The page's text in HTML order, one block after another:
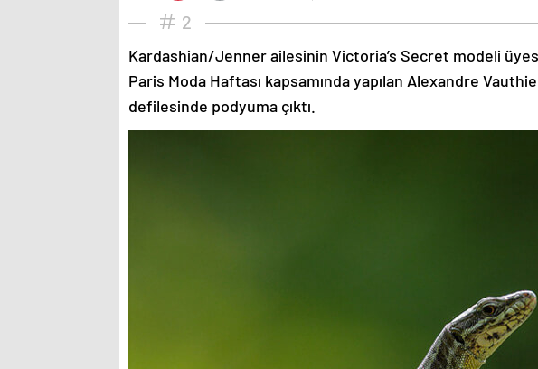
2
Kardashian/Jenner ailesinin Victoria’s Secret modeli
Paris Moda Haftası kapsamında yapılan Alexandre
defilesinde podyuma çıktı.